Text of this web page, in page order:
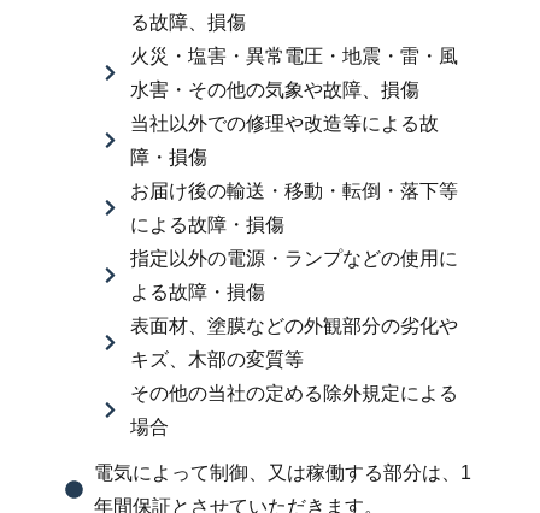
る故障、損傷
火災・塩害・異常電圧・地震・雷・風
水害・その他の気象や故障、損傷
当社以外での修理や改造等による故
障・損傷
お届け後の輸送・移動・転倒・落下等
による故障・損傷
指定以外の電源・ランプなどの使用に
よる故障・損傷
表面材、塗膜などの外観部分の劣化や
キズ、木部の変質等
その他の当社の定める除外規定による
場合
電気によって制御、又は稼働する部分は、1
年間保証とさせていただきます。